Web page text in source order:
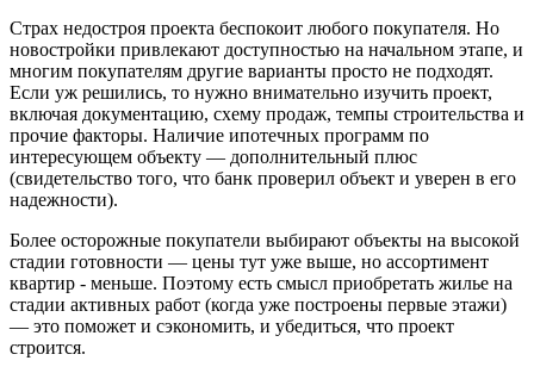
Страх недостроя проекта беспокоит любого покупателя. Но
новостройки привлекают доступностью на начальном этапе, и
многим покупателям другие варианты просто не подходят.
Если уж решились, то нужно внимательно изучить проект,
включая документацию, схему продаж, темпы строительства и
прочие факторы. Наличие ипотечных программ по
интересующем объекту — дополнительный плюс
(свидетельство того, что банк проверил объект и уверен в его
надежности).
Более осторожные покупатели выбирают объекты на высокой
стадии готовности — цены тут уже выше, но ассортимент
квартир - меньше. Поэтому есть смысл приобретать жилье на
стадии активных работ (когда уже построены первые этажи)
— это поможет и сэкономить, и убедиться, что проект
строится.